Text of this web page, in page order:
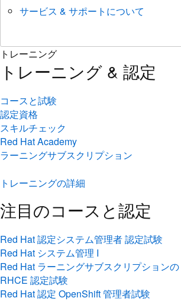
サービス & サポートについて
トレーニング
トレーニング & 認定
コースと試験
認定資格
スキルチェック
Red Hat Academy
ラーニングサブスクリプション
トレーニングの詳細
注目のコースと認定
Red Hat 認定システム管理者 認定試験
Red Hat システム管理 I
Red Hat ラーニングサブスクリプション
RHCE 認定試験
Red Hat 認定 OpenShift 管理者試験